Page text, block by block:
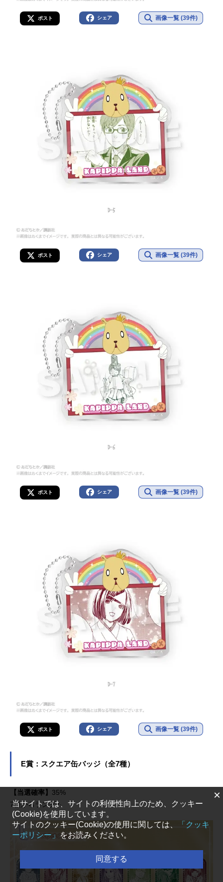
ポスト シェア 画像一覧 (39件)
ポスト シェア 画像一覧 (39件)
ポスト シェア 画像一覧 (39件)
ポスト シェア 画像一覧 (39件)
E賞：スクエア缶バッジ（全7種）
【当選確率】 35%
7種からランダム
×
当サイトでは、サイトの利便性向上のため、クッキー
(Cookie)を使用しています。
サイトのクッキー(Cookie)の使用に関しては、
「クッキ
ーポリシー」
をお読みください。
同意する